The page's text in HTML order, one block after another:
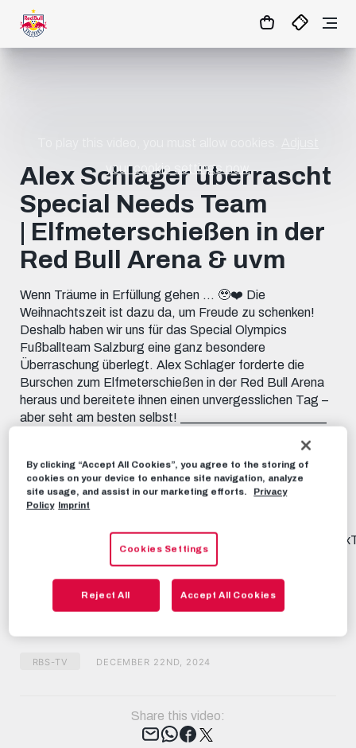
08:15 MATCHCENTER
your cookie settings now.
Alex Schlager überrascht
Special Needs Team
| Elfmeterschießen in der
Red Bull Arena & uvm
Wenn Träume in Erfüllung gehen … 🥹❤️ Die
Weihnachtszeit ist dazu da, um Freude zu schenken!
Deshalb haben wir uns für das Special Olympics
Fußballteam Salzburg eine ganz besondere
Überraschung überlegt. Alex Schlager forderte die
Burschen zum Elfmeterschießen in der Red Bull Arena
heraus und bereitete ihnen einen unvergesslichen Tag –
aber seht am besten selbst! _______________________
https://www.facebook.com/FCRedBullSalzburg
INSTAGRAM: https://instagram.com/fcredbullsalzburg
TIKTOK: https://www.tiktok.com/@fcredbullsalzburg
https://www.whatsapp.com/channel/
YOUR TICKET: https://www.redbullsalzburg.at/tickets
🎒 FANSHOP: https://www.redbullshop.com/de-int/rb-
RBS-TV DECEMBER 22ND, 2024
Share this video:
Tweet
By clicking “Accept All Cookies”, you agree to the storing of
cookies on your device to enhance site navigation, analyze
site usage, and assist in our marketing efforts.
Privacy
Policy Imprint
Cookies Settings
Reject All Accept All Cookies